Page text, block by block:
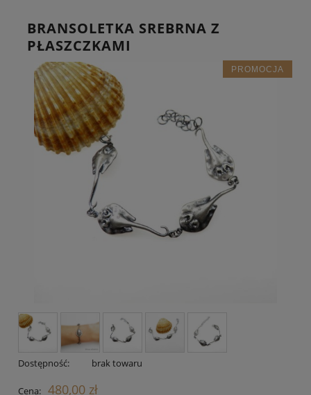
BRANSOLETKA SREBRNA Z
PŁASZCZKAMI
PROMOCJA
Dostępność: brak towaru
Cena: 480,00 zł